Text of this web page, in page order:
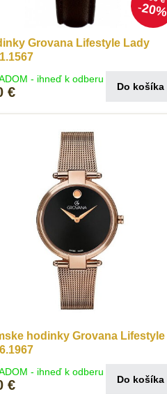
20%
Grovana Lifestyle Lady
- ihneď k odberu
€ Do košíka
hodinky Grovana Lifestyle
- ihneď k odberu
€ Do košíka